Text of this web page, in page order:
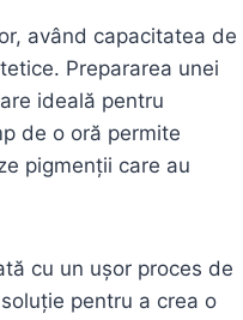
având capacitatea de
Prepararea unei
ideală pentru
de o oră permite
pigmenții care au
cu un ușor proces de
pentru a crea o